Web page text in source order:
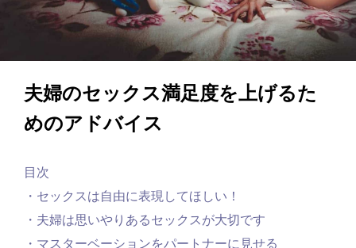
夫婦のセックス満足度を上げるた
めのアドバイス
目次
・セックスは自由に表現してほしい！
・夫婦は思いやりあるセックスが大切です
・マスターベーションをパートナーに見せる